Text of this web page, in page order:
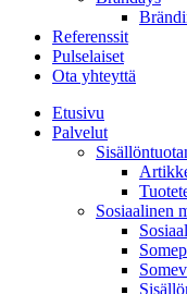
Referenssit
Pulselaiset
Ota yhteyttä
Etusivu
Palvelut
Sosiaalinen